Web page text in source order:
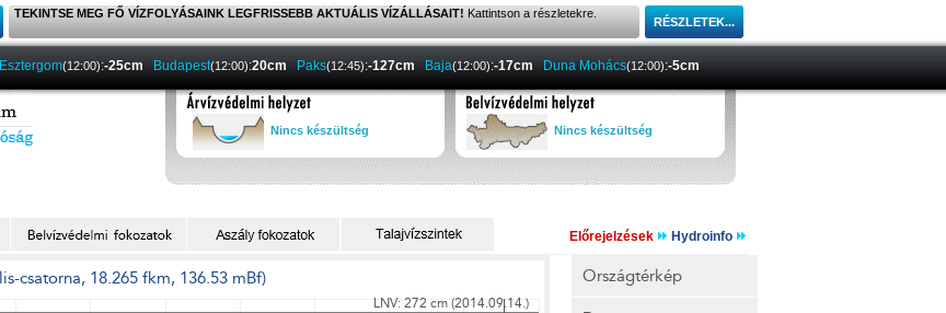
TEKINTSE MEG FŐ VÍZFOLYÁSAINK LEGFRISSEBB AKTUÁLIS VÍZÁLLÁSAIT! Kattintson a részletekre.
Esztergom(12:00):-25cm Budapest(12:00):20cm Paks(12:45):-127cm Baja(12:00):-17cm Duna Mohács(12:00):-5cm
Nincs készültség Nincs készültség
Előrejelzések Hydroinfo
Országtérkép